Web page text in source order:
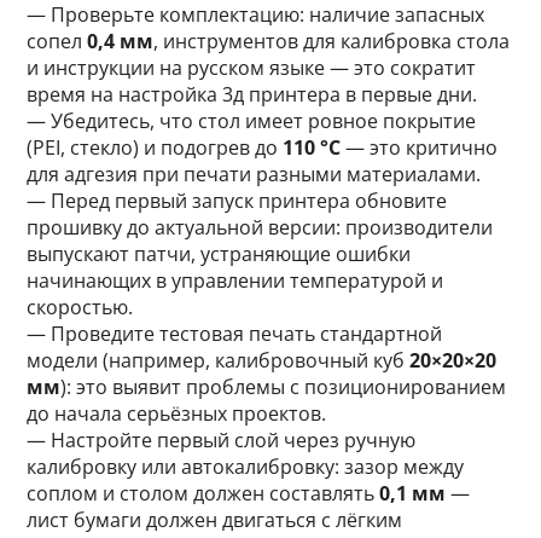
— Проверьте комплектацию: наличие запасных
сопел0,4 мм, инструментов для калибровка стола
и инструкции на русском языке — это сократит
время на настройка 3д принтера в первые дни.
— Убедитесь, что стол имеет ровное покрытие
(PEI, стекло) и подогрев до 110 °C— это критично
для адгезия при печати разными материалами.
— Перед первый запуск принтера обновите
прошивку до актуальной версии: производители
выпускают патчи, устраняющие ошибки
начинающих в управлении температурой и
скоростью.
— Проведите тестовая печать стандартной
модели (например, калибровочный куб20×20×20
мм): это выявит проблемы с позиционированием
до начала серьёзных проектов.
— Настройте первый слой через ручную
калибровку или автокалибровку: зазор между
соплом и столом должен составлять0,1 мм —
лист бумаги должен двигаться с лёгким